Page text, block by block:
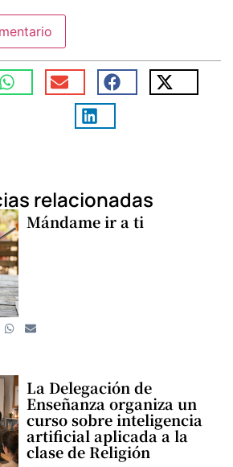
relacionadas
Mándame ir a ti
La Delegación de
Enseñanza organiza un
curso sobre inteligencia
artificial aplicada a la
clase de Religión